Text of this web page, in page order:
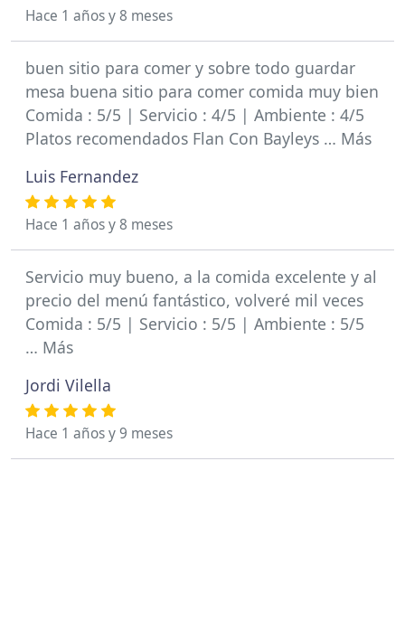
Hace 1 años y 8 meses
buen sitio para comer y sobre todo guardar
mesa buena sitio para comer comida muy bien
Comida : 5/5 | Servicio : 4/5 | Ambiente : 4/5
Platos recomendados Flan Con Bayleys … Más
Luis Fernandez
Hace 1 años y 8 meses
Servicio muy bueno, a la comida excelente y al
precio del menú fantástico, volveré mil veces
Comida : 5/5 | Servicio : 5/5 | Ambiente : 5/5
… Más
Jordi Vilella
Hace 1 años y 9 meses